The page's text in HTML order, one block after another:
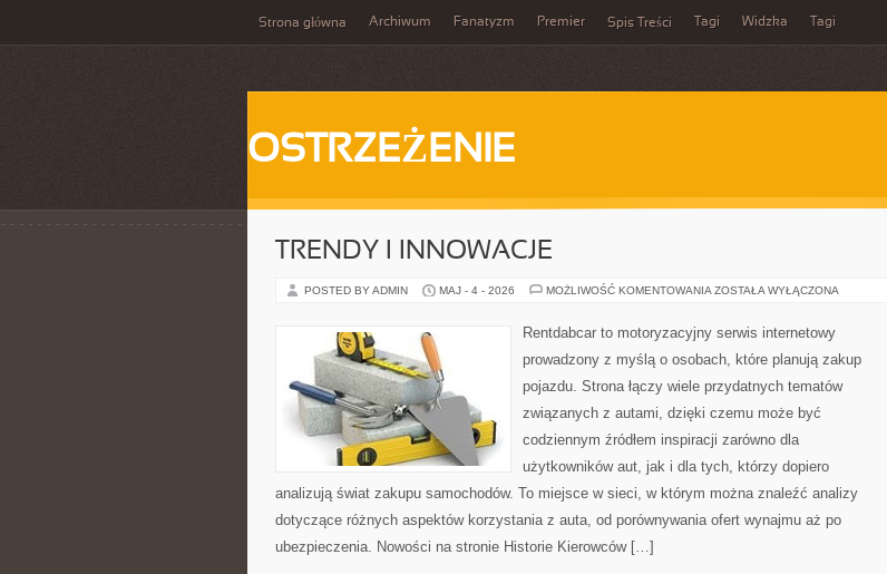
Strona główna Archiwum Fanatyzm Premier Spis Treści Tagi Widzka Tagi
OSTRZEŻENIE
TRENDY I INNOWACJE
POSTED BY ADMIN MAJ - 4 - 2026 MOŻLIWOŚĆ KOMENTOWANIA TRENDY
ZOSTAŁA WYŁĄCZONA
Rentdabcar to motoryzacyjny serwis internetowy
prowadzony z myślą o osobach, które planują zakup
pojazdu. Strona łączy wiele przydatnych tematów
związanych z autami, dzięki czemu może być
codziennym źródłem inspiracji zarówno dla
użytkowników aut, jak i dla tych, którzy dopiero
analizują świat zakupu samochodów. To miejsce w sieci, w którym można znaleźć analizy
dotyczące różnych aspektów korzystania z auta, od porównywania ofert wynajmu aż po
ubezpieczenia. Nowości na stronie Historie Kierowców […]